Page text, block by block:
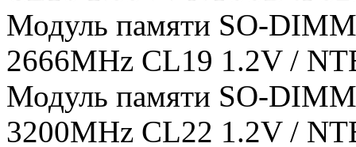
Модуль памяти SO-
2666MHz CL19 1.2V /
Модуль памяти SO-
3200MHz CL22 1.2V /